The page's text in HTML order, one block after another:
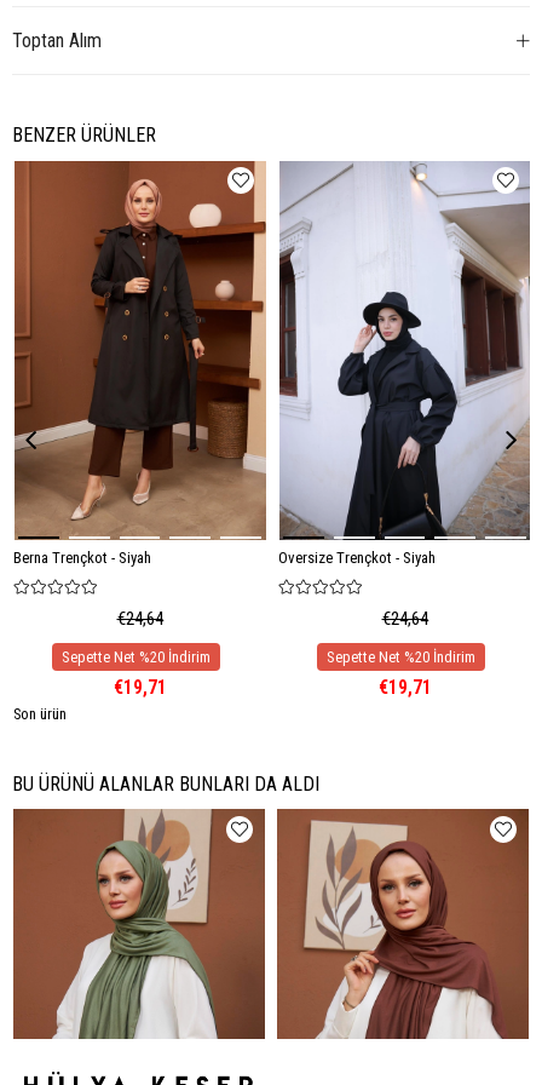
Toptan Alım
BENZER ÜRÜNLER
Berna Trençkot - Siyah
€24,64
€19,71
Son ürün
Oversize Trençkot - Siyah
€24,64
€19,71
BU ÜRÜNÜ ALANLAR BUNLARI DA ALDI